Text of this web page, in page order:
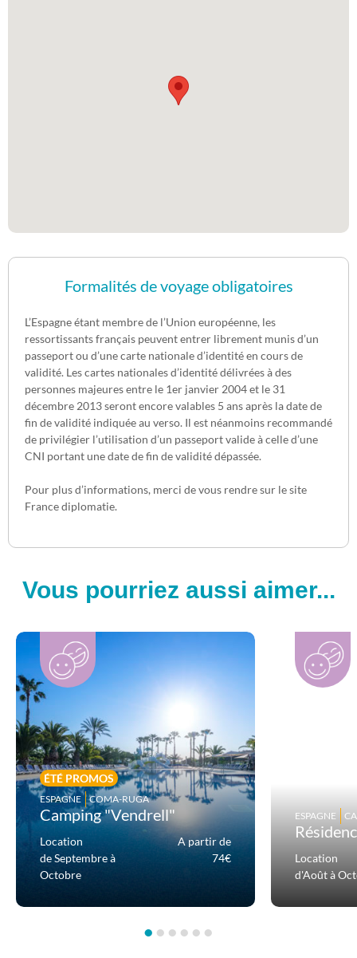
Formalités de voyage obligatoires
L’Espagne étant membre de l’Union européenne, les
ressortissants français peuvent entrer librement munis d’un
passeport ou d’une carte nationale d’identité en cours de
validité. Les cartes nationales d’identité délivrées à des
personnes majeures entre le 1er janvier 2004 et le 31
décembre 2013 seront encore valables 5 ans après la date de
fin de validité indiquée au verso. Il est néanmoins recommandé
de privilégier l’utilisation d’un passeport valide à celle d’une
CNI portant une date de fin de validité dépassée.
Pour plus d’informations, merci de vous rendre sur le site
France diplomatie.
Vous pourriez aussi aimer...
ÉTÉ PROMOS
ESPAGNE COMA-RUGA
Camping "Vendrell"
Location
de Septembre à
Octobre
A partir de
74€
ESPAGNE
Location
d'Août à
• • • • • •